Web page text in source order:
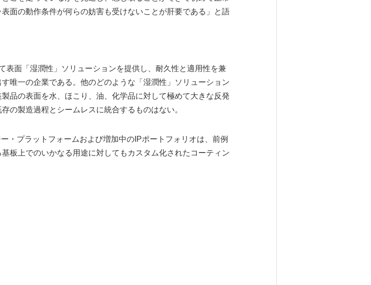
面の動作条件が何らの妨害も受けないことが肝要である」と語
表面「湿潤性」ソリューションを提供し、耐久性と適用性を兼
唯一の企業である。他のどのような「湿潤性」ソリューション
品の表面を水、ほこり、油、化学品に対して極めて大きな反発
の製造過程とシームレスに統合するものはない。
・プラットフォームおよび増加中のIPポートフォリオは、前例
板上でのいかなる用途に対してもカスタム化されたコーティン